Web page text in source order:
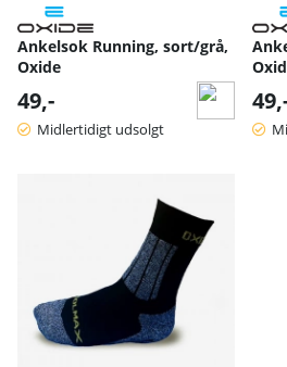
Ankelsok Running, sort/grå,
Oxide
49,-
Midlertidigt udsolgt